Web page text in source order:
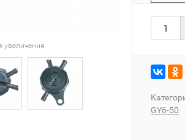
увеличения
GY6-50